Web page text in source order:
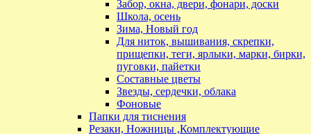
Забор, окна, двери, фонари, доски
Школа, осень
Зима, Новый год
Для ниток, вышивания, скрепки,
прищепки, теги, ярлыки, марки, бирки,
пуговки, пайетки
Составные цветы
Звезды, сердечки, облака
Фоновые
Папки для тиснения
Резаки, Ножницы ,Комплектующие